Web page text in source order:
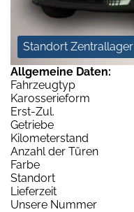
Standort Zentrallager
Allgemeine Daten:
Fahrzeugtyp
Karosserieform
Erst-Zul.
Getriebe
Kilometerstand
Anzahl der Türen
Farbe
Standort
Lieferzeit
Unsere Nummer